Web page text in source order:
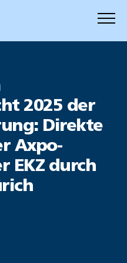
2025 der
Direkte
Axpo-
EKZ durch